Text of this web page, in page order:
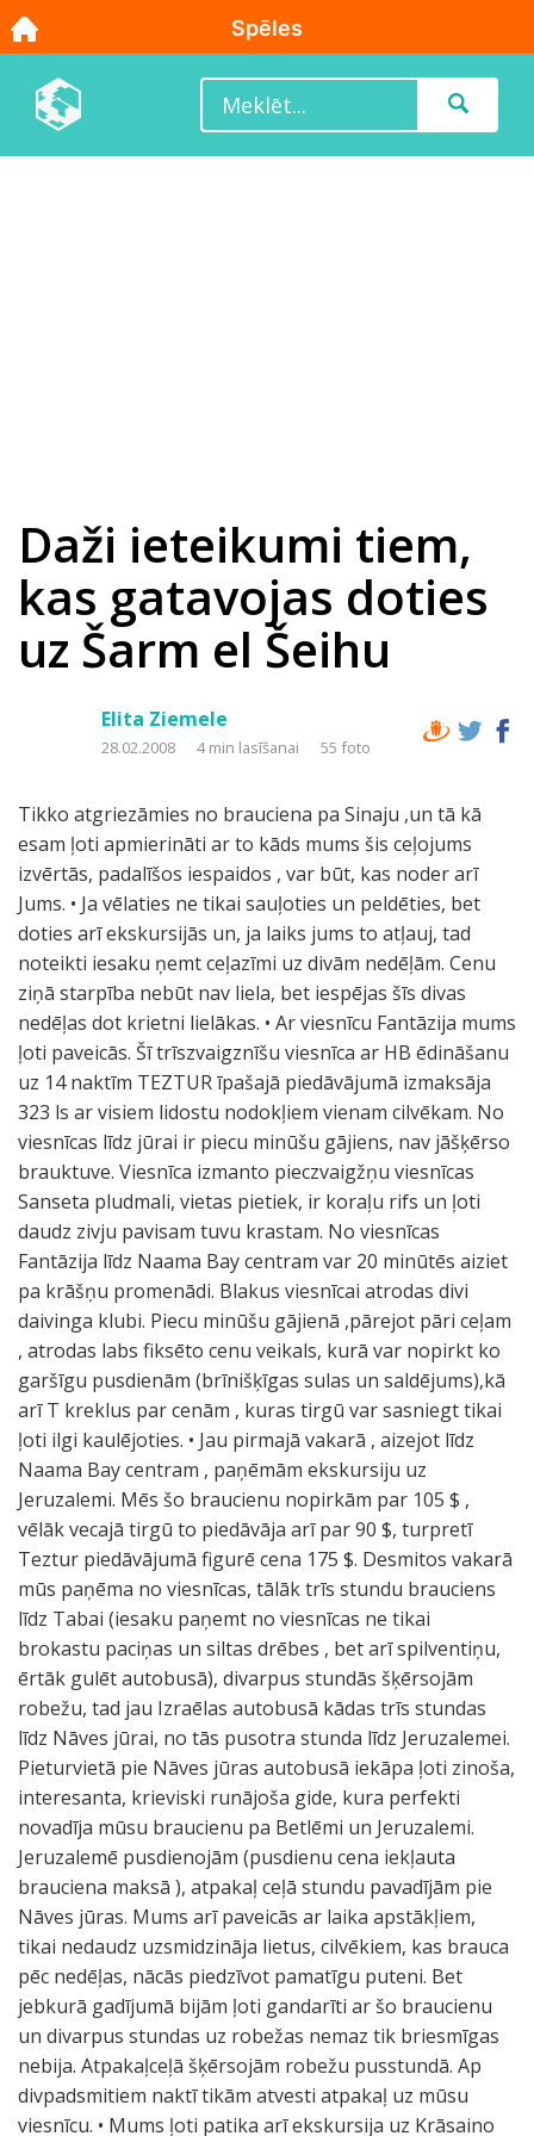
Daži ieteikumi tiem,
kas gatavojas doties
uz Šarm el Šeihu
Elita Ziemele
28.02.2008 4 min lasīšanai 55 foto
Tikko atgriezāmies no brauciena pa Sinaju ,un tā kā
esam ļoti apmierināti ar to kāds mums šis ceļojums
izvērtās, padalīšos iespaidos , var būt, kas noder arī
Jums. • Ja vēlaties ne tikai sauļoties un peldēties, bet
doties arī ekskursijās un, ja laiks jums to atļauj, tad
noteikti iesaku ņemt ceļazīmi uz divām nedēļām. Cenu
ziņā starpība nebūt nav liela, bet iespējas šīs divas
nedēļas dot krietni lielākas. • Ar viesnīcu Fantāzija mums
ļoti paveicās. Šī trīszvaigznīšu viesnīca ar HB ēdināšanu
uz 14 naktīm TEZTUR īpašajā piedāvājumā izmaksāja
323 ls ar visiem lidostu nodokļiem vienam cilvēkam. No
viesnīcas līdz jūrai ir piecu minūšu gājiens, nav jāšķērso
brauktuve. Viesnīca izmanto pieczvaigžņu viesnīcas
Sanseta pludmali, vietas pietiek, ir koraļu rifs un ļoti
daudz zivju pavisam tuvu krastam. No viesnīcas
Fantāzija līdz Naama Bay centram var 20 minūtēs aiziet
pa krāšņu promenādi. Blakus viesnīcai atrodas divi
daivinga klubi. Piecu minūšu gājienā ,pārejot pāri ceļam
, atrodas labs fiksēto cenu veikals, kurā var nopirkt ko
garšīgu pusdienām (brīnišķīgas sulas un saldējums),kā
arī T kreklus par cenām , kuras tirgū var sasniegt tikai
ļoti ilgi kaulējoties. • Jau pirmajā vakarā , aizejot līdz
Naama Bay centram , paņēmām ekskursiju uz
Jeruzalemi. Mēs šo braucienu nopirkām par 105 $ ,
vēlāk vecajā tirgū to piedāvāja arī par 90 $, turpretī
Teztur piedāvājumā figurē cena 175 $. Desmitos vakarā
mūs paņēma no viesnīcas, tālāk trīs stundu brauciens
līdz Tabai (iesaku paņemt no viesnīcas ne tikai
brokastu paciņas un siltas drēbes , bet arī spilventiņu,
ērtāk gulēt autobusā), divarpus stundās šķērsojām
robežu, tad jau Izraēlas autobusā kādas trīs stundas
līdz Nāves jūrai, no tās pusotra stunda līdz Jeruzalemei.
Pieturvietā pie Nāves jūras autobusā iekāpa ļoti zinoša,
interesanta, krieviski runājoša gide, kura perfekti
novadīja mūsu braucienu pa Betlēmi un Jeruzalemi.
Jeruzalemē pusdienojām (pusdienu cena iekļauta
brauciena maksā ), atpakaļ ceļā stundu pavadījām pie
Nāves jūras. Mums arī paveicās ar laika apstākļiem,
tikai nedaudz uzsmidzināja lietus, cilvēkiem, kas brauca
pēc nedēļas, nācās piedzīvot pamatīgu puteni. Bet
jebkurā gadījumā bijām ļoti gandarīti ar šo braucienu
un divarpus stundas uz robežas nemaz tik briesmīgas
nebija. Atpakaļceļā šķērsojām robežu pusstundā. Ap
divpadsmitiem naktī tikām atvesti atpakaļ uz mūsu
viesnīcu. • Mums ļoti patika arī ekskursija uz Krāsaino